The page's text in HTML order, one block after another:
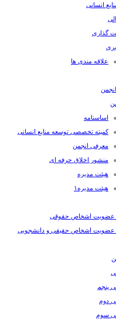
انسانی
گذاری
علاقه مندی ها
اساسنامه
کمیته تخصصی توسعه منابع انسانی
معرفی انجمن
منشور اخلاق حرفه ای
هیئت مدیره
هیئت مدیره۱
عضویت اشخاص حقوقی
اشخاص حقیقی و دانشجویی
پنجم
دوم
سوم